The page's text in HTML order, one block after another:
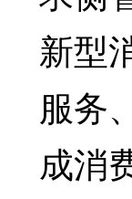
新型
服务
成消